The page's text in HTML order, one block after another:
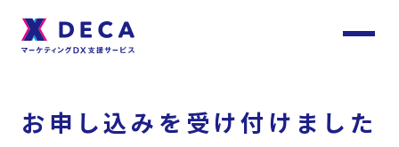
About
DECAについて
お申し込みを受け付けました